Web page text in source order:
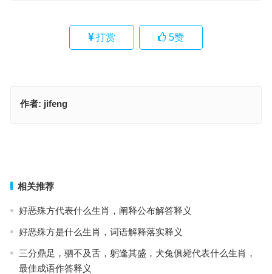
打赏 5赞
作者: jifeng
相关推荐
好恶殊方代表什么生肖，阐释公布解答释义
好恶殊方是什么生肖，词语解释落实释义
三分鼎足，驷不及舌，躬逢其盛，犬兔俱毙代表什么生肖，
最佳成语作答释义